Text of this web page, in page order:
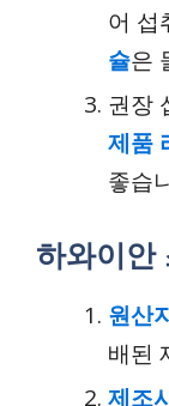
어 섭
슐은
권장
제품
좋습
하와이안
원산
배된
제조